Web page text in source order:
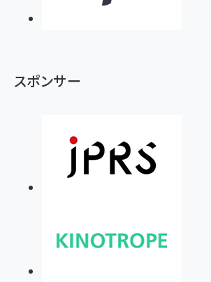
スポンサー